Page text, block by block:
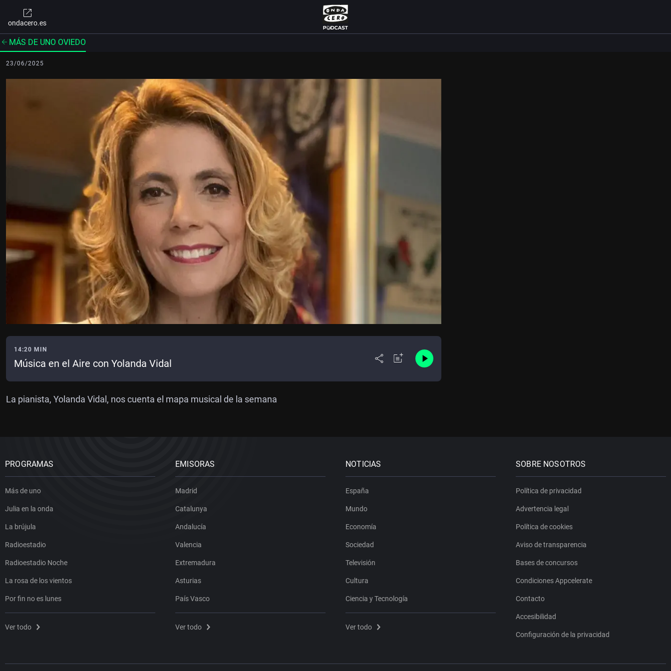
ondacero.es
MÁS DE UNO OVIEDO
23/06/2025
14:20 MIN
Música en el Aire con Yolanda Vidal
La pianista, Yolanda Vidal, nos cuenta el mapa musical de la semana
PROGRAMAS
Más de uno
Julia en la onda
La brújula
Radioestadio
Radioestadio Noche
La rosa de los vientos
Por fin no es lunes
Ver todo
EMISORAS
Madrid
Catalunya
Andalucía
Valencia
Extremadura
Asturias
País Vasco
Ver todo
NOTICIAS
España
Mundo
Economía
Sociedad
Televisión
Cultura
Ciencia y Tecnología
Ver todo
SOBRE NOSOTROS
Política de privacidad
Advertencia legal
Política de cookies
Aviso de transparencia
Bases de concursos
Condiciones Appcelerate
Contacto
Accesibilidad
Configuración de la privacidad